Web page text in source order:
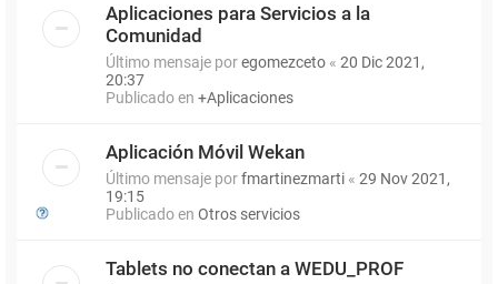
Aplicaciones para Servicios a la
Comunidad
Último mensaje poregomezceto « 20 Dic 2021,
20:37
Publicado en +Aplicaciones
Aplicación Móvil Wekan
Último mensaje porfmartinezmarti « 29 Nov 2021,
19:15
Publicado en Otros servicios
Tablets no conectan a WEDU_PROF